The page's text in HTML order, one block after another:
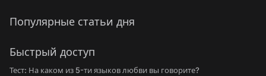
Популярные статьи дня
Быстрый доступ
Тест: На каком из 5-ти языков любви вы говорите?